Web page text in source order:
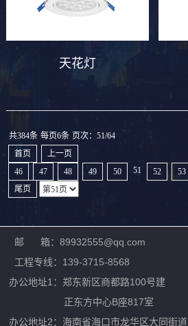
天花灯
共384条 每页6条 页次：51/64
首页
上一页
46
47 48 49 50 51 52 53
尾页
邮 箱：89932555@qq.com
工程专线：139-3715-8568
办公地址1：郑东新区商都路100号建
正东方中心B座817室
办公地址2：
海南省海口市龙华区大同街道